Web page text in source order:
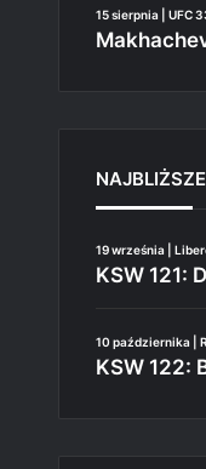
15 sierpnia | UFC
19 września |
KSW 121:
10 października |
KSW 122: